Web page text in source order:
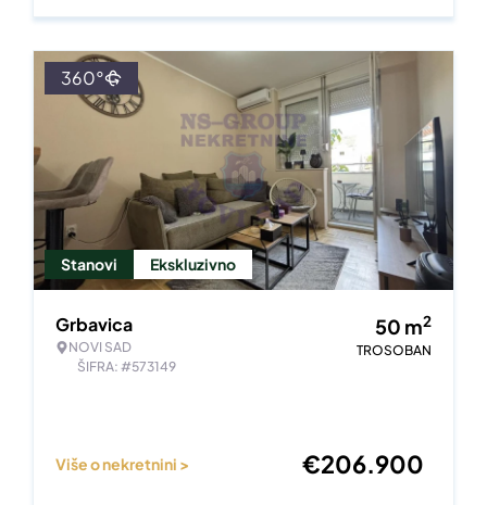
Stanovi Ekskluzivno
360°
Grbavica
NOVI SAD
ŠIFRA: #573149
50 m2
TROSOBAN
Više o nekretnini > €206.900